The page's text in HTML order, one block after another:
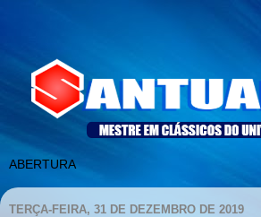
TERÇA-FEIRA, 31 DE DEZEMBRO DE 2019